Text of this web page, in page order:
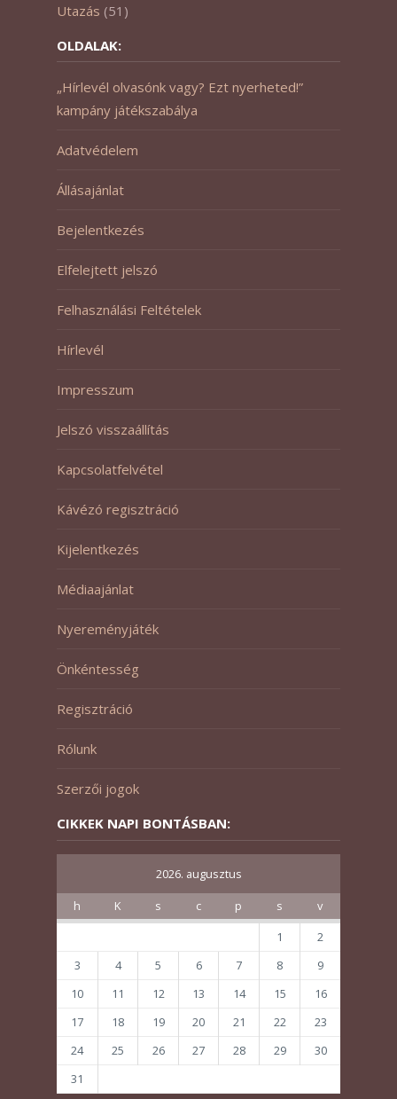
Utazás (51)
OLDALAK:
„Hírlevél olvasónk vagy? Ezt nyerheted!”
kampány játékszabálya
Adatvédelem
Állásajánlat
Bejelentkezés
Elfelejtett jelszó
Felhasználási Feltételek
Hírlevél
Impresszum
Jelszó visszaállítás
Kapcsolatfelvétel
Kávézó regisztráció
Kijelentkezés
Médiaajánlat
Nyereményjáték
Önkéntesség
Regisztráció
Rólunk
Szerzői jogok
CIKKEK NAPI BONTÁSBAN:
2026. augusztus
h K s c p s
v
1
2
3
4 5 6 7 8
9
10
11 12 13 14 15
16
17
18 19 20 21 22
23
24
25 26 27 28 29
30
31